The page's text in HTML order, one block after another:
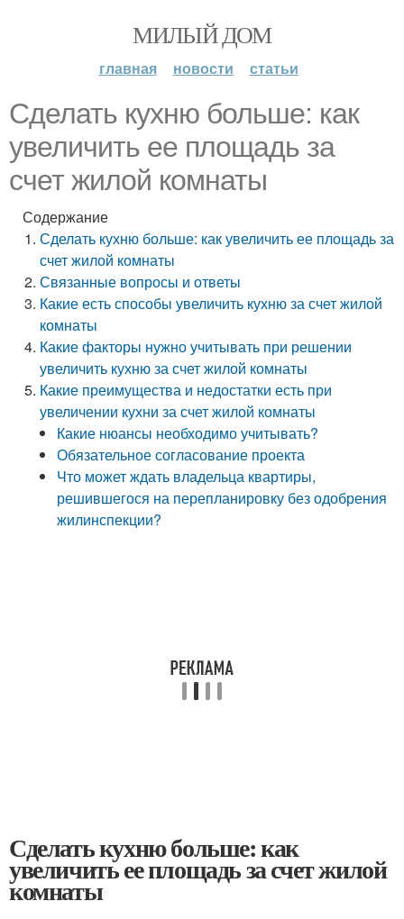
МИЛЫЙ ДОМ
главная новости статьи
Сделать кухню больше: как
увеличить ее площадь за
счет жилой комнаты
Содержание
Сделать кухню больше: как увеличить ее площадь за
счет жилой комнаты
Связанные вопросы и ответы
Какие есть способы увеличить кухню за счет жилой
комнаты
Какие факторы нужно учитывать при решении
увеличить кухню за счет жилой комнаты
Какие преимущества и недостатки есть при
увеличении кухни за счет жилой комнаты
Какие нюансы необходимо учитывать?
Обязательное согласование проекта
Что может ждать владельца квартиры,
решившегося на перепланировку без одобрения
жилинспекции?
Сделать кухню больше: как
увеличить ее площадь за счет жилой
комнаты